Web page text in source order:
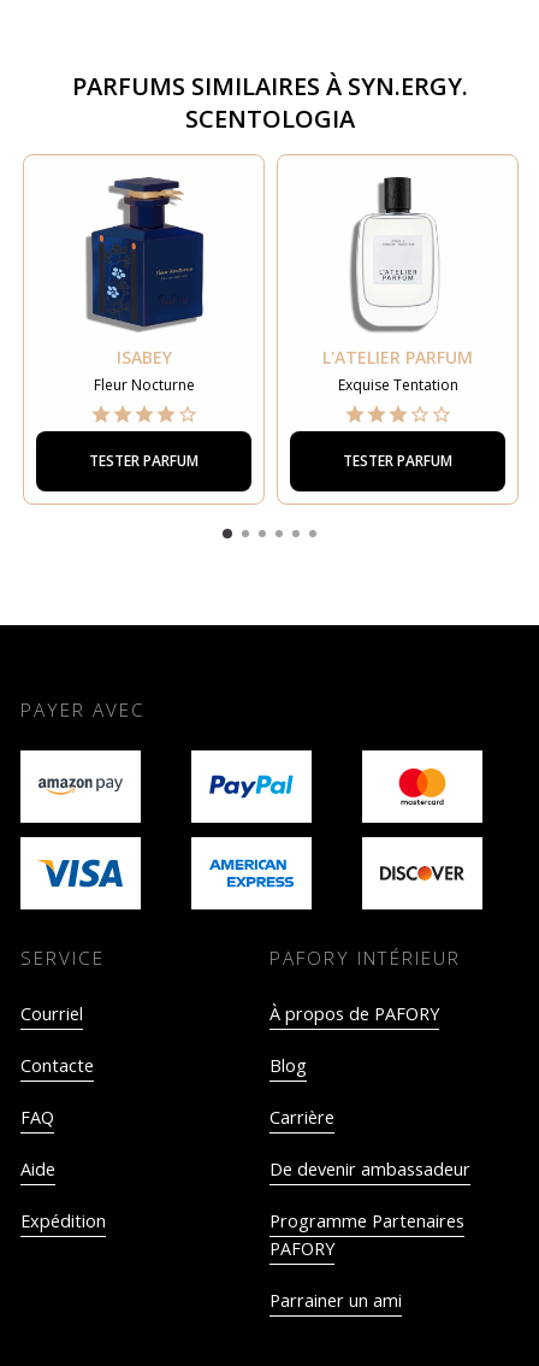
PARFUMS SIMILAIRES ÀSYN.ERGY.
SCENTOLOGIA
ISABEY
Fleur Nocturne
TESTER PARFUM
L'ATELIER PARFUM
Exquise Tentation
TESTER PARFUM
PAYER AVEC
SERVICE
Courriel
Contacte
FAQ
Aide
Expédition
PAFORY INTÉRIEUR
À propos de PAFORY
Blog
Carrière
De devenir ambassadeur
Programme Partenaires
PAFORY
Parrainer un ami